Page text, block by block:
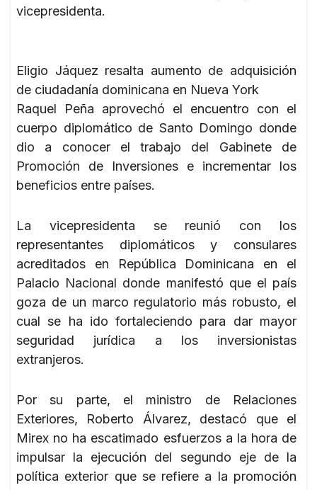
vicepresidenta.
Eligio Jáquez resalta aumento de adquisición
de ciudadanía dominicana en Nueva York
Raquel Peña aprovechó el encuentro con el
cuerpo diplomático de Santo Domingo donde
dio a conocer el trabajo del Gabinete de
Promoción de Inversiones e incrementar los
beneficios entre países.
La vicepresidenta se reunió con los
representantes diplomáticos y consulares
acreditados en República Dominicana en el
Palacio Nacional donde manifestó que el país
goza de un marco regulatorio más robusto, el
cual se ha ido fortaleciendo para dar mayor
seguridad jurídica a los inversionistas
extranjeros.
Por su parte, el ministro de Relaciones
Exteriores, Roberto Álvarez, destacó que el
Mirex no ha escatimado esfuerzos a la hora de
impulsar la ejecución del segundo eje de la
política exterior que se refiere a la promoción